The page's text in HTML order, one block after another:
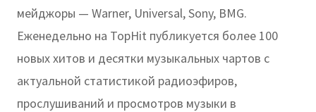
мейджоры — Warner, Universal, Sony, BMG.
Еженедельно на TopHit публикуется более 100
новых хитов и десятки музыкальных чартов с
актуальной статистикой радиоэфиров,
прослушиваний и просмотров музыки в